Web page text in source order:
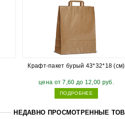
Крафт-пакет бурый 43*32*18 (см)
цена от 7,60 до 12,00 руб.
ПОДРОБНЕЕ
НЕДАВНО ПРОСМОТРЕННЫЕ